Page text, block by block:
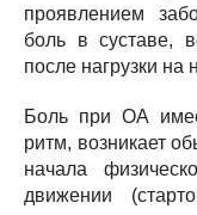
проявлением
боль в суставе,
после нагрузки на
Боль при ОА
ритм, возникает
начала
движении